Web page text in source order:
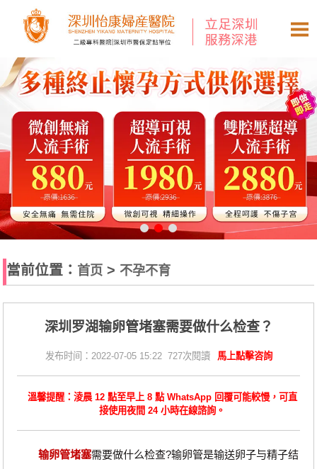
當前位置： 首页 > 不孕不育
深圳罗湖输卵管堵塞需要做什么检查？
发布时间：2022-07-05 15:22 727次閱讀 馬上點擊咨詢
溫馨提醒：淩晨 12 點至早上 8 點 WhatsApp 回覆可能較慢，可直
接使用夜間 24 小時在線諮詢。
输卵管堵塞需要做什么检查?输卵管是输送卵子与精子结